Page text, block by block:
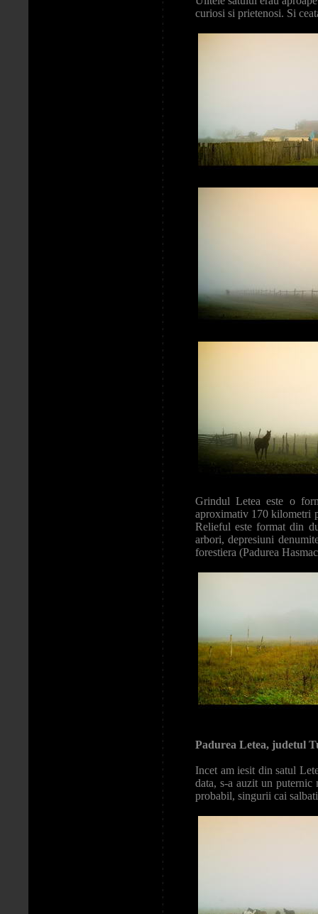
curiosi si prietenosi. Si
Grindul Letea este o
aproximativ 170 kilometri
Relieful este format din
arbori, depresiuni
forestiera (Padurea
Padurea Letea, judetul
Incet am iesit din satul
data, s-a auzit un
probabil, singurii cai